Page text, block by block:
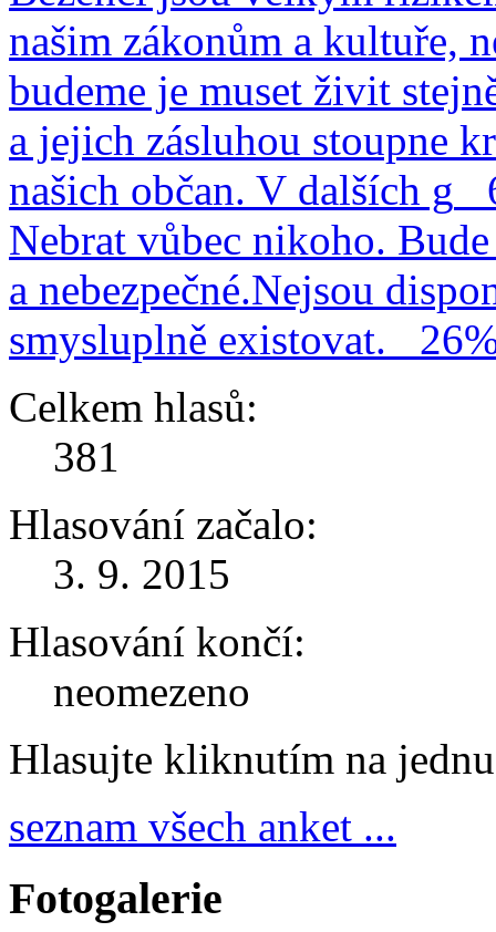
našim zákonům a kultuře,
budeme je muset živit
a jejich zásluhou stoupne
našich občan. V dalších g
Nebrat vůbec nikoho.
a nebezpečné.Nejsou
smysluplně existovat.
Celkem hlasů:
381
Hlasování začalo:
3. 9. 2015
Hlasování končí:
neomezeno
Hlasujte kliknutím na
seznam všech anket ...
Fotogalerie